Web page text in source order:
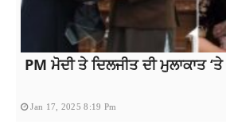
PM ਮੋਦੀ ਤੇ ਦਿਲਜੀਤ ਦੀ ਮੁਲਾਕਾਤ
Jan 17, 2025 8:19 Pm